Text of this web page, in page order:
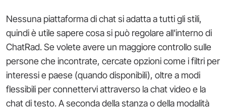
Nessuna piattaforma di chat si adatta a tutti gli stili,
quindi è utile sapere cosa si può regolare all'interno di
ChatRad. Se volete avere un maggiore controllo sulle
persone che incontrate, cercate opzioni come i filtri per
interessi e paese (quando disponibili), oltre a modi
flessibili per connettervi attraverso la chat video e la
chat di testo. A seconda della stanza o della modalità